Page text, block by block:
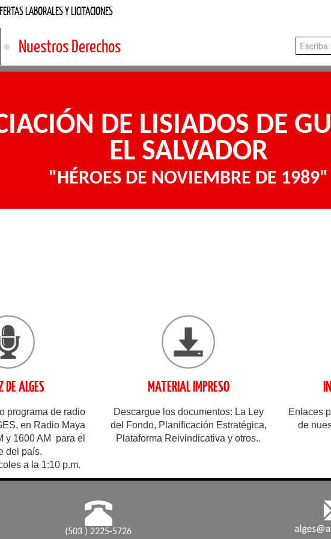
LABORALES Y LICITACIONES
Nuestros Derechos
DE LISIADOS DE
EL SALVADOR
"HÉROES DE NOVIEMBRE DE 1989"
ALGES
programa de radio
en Radio Maya
y 1600 AM para el
del país.
a la 1:10 p.m.
MATERIAL IMPRESO
Descargue los documentos: La Ley
del Fondo, Planificación Estratégica,
Plataforma Reivindicativa y otros..
Enlaces
de
(503 ) 2225-5726